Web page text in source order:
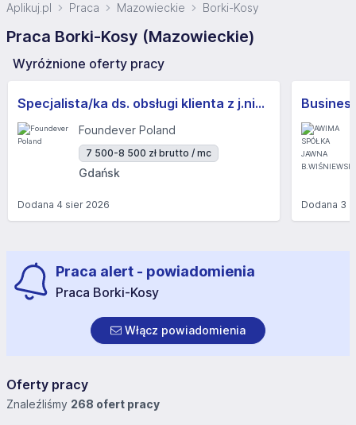
Aplikuj.pl Praca Mazowieckie Borki-Kosy
Praca Borki-Kosy (Mazowieckie)
Wyróżnione oferty pracy
Specjalista/ka ds. obsługi klienta z j.niemieckim
Foundever Poland
7 500-8 500 zł brutto / mc
Gdańsk
Dodana 4 sier 2026 Dodana 3
Praca alert - powiadomienia
Praca Borki-Kosy
Włącz powiadomienia
Oferty pracy
Znaleźliśmy 268 ofert pracy